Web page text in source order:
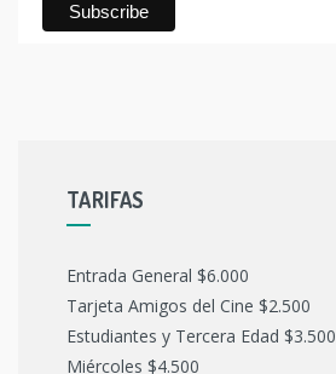
TARIFAS
Entrada General $6.000
Tarjeta Amigos del Cine $2.500
Estudiantes y Tercera Edad $3.500
Miércoles $4.500